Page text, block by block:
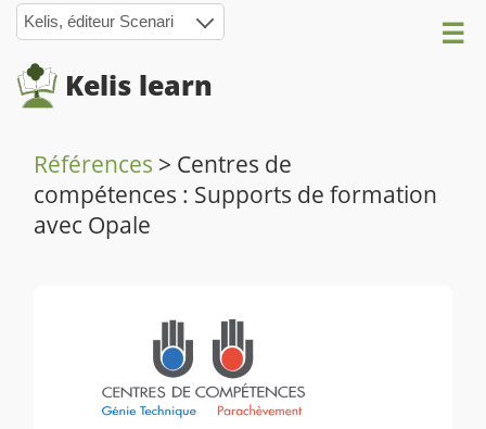
Kelis, éditeur Scenari
Kelis learn
Références > Centres de
compétences : Supports de formation
avec Opale